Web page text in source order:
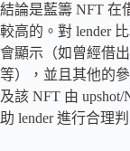
結論是藍籌 NFT 在
較高的。對 lender
會顯示（如曾經借
等），並且其他的
及該 NFT 由
助 lender 進行合理